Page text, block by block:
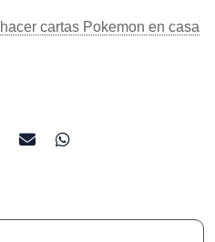
cartas Pokemon en casa